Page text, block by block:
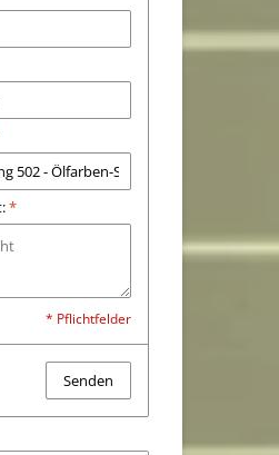
*
* Pflichtfelder
Senden